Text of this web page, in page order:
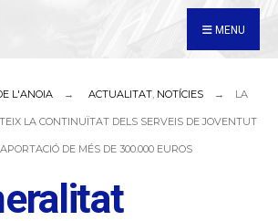
MENU
L'ANOIA ACTUALITAT, NOTÍCIES LA
LA CONTINUÏTAT DELS SERVEIS DE JOVENTUT
DE MÉS DE 300.000 EUROS